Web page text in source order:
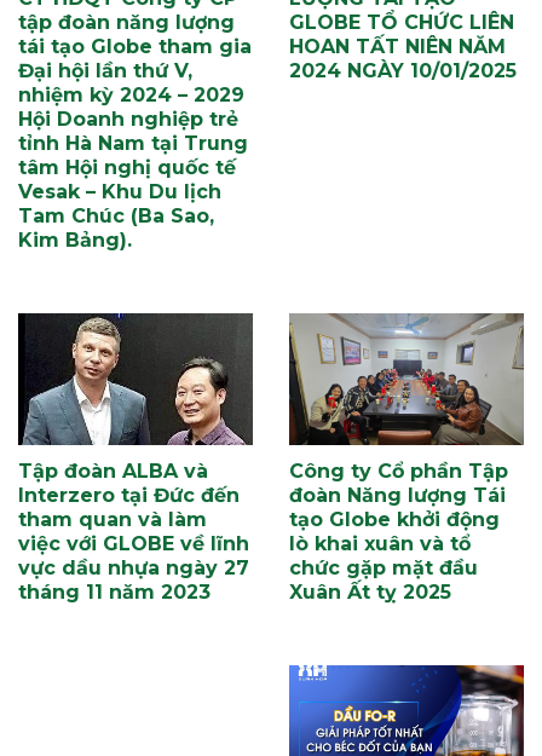
tập đoàn năng lượng
tái tạo Globe tham gia
Đại hội lần thứ V,
nhiệm kỳ 2024 – 2029
Hội Doanh nghiệp trẻ
tỉnh Hà Nam tại Trung
tâm Hội nghị quốc tế
Vesak – Khu Du lịch
Tam Chúc (Ba Sao,
Kim Bảng).
GLOBE TỔ CHỨC LIÊN
HOAN TẤT NIÊN NĂM
2024 NGÀY 10/01/2025
Tập đoàn ALBA và
Interzero tại Đức đến
tham quan và làm
việc với GLOBE về lĩnh
vực dầu nhựa ngày 27
tháng 11 năm 2023
Công ty Cổ phần Tập
đoàn Năng lượng Tái
tạo Globe khởi động
lò khai xuân và tổ
chức gặp mặt đầu
Xuân Ất tỵ 2025